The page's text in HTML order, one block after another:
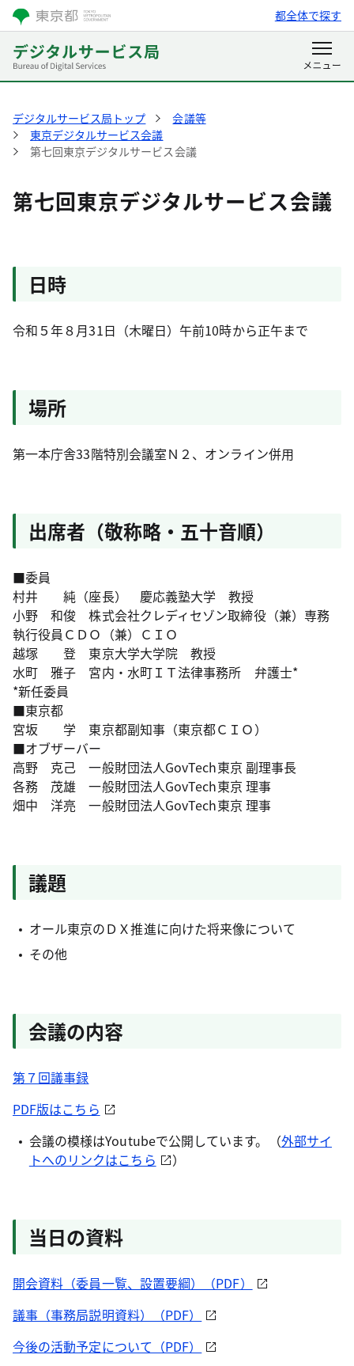
都全体で探す
デジタルサービス局トップ
会議等
東京デジタルサービス会議
第七回東京デジタルサービス会議
第七回東京デジタルサービス会議
日時
令和５年８月31日（木曜日）午前10時から正午まで
場所
第一本庁舎33階特別会議室Ｎ２、オンライン併用
出席者（敬称略・五十音順）
■委員
村井 純（座長） 慶応義塾大学 教授
小野 和俊 株式会社クレディセゾン取締役（兼）専務
執行役員ＣＤＯ（兼）ＣＩＯ
越塚 登 東京大学大学院 教授
水町 雅子 宮内・水町ＩＴ法律事務所 弁護士*
*新任委員
■東京都
宮坂 学 東京都副知事（東京都ＣＩＯ）
■オブザーバー
高野 克己 一般財団法人GovTech東京 副理事長
各務 茂雄 一般財団法人GovTech東京 理事
畑中 洋亮 一般財団法人GovTech東京 理事
議題
オール東京のＤＸ推進に向けた将来像について
その他
会議の内容
第７回議事録
PDF版はこちら
会議の模様はYoutubeで公開しています。（外部サイ
トへのリンクはこちら
）
当日の資料
開会資料（委員一覧、設置要綱）（PDF）
議事（事務局説明資料）（PDF）
今後の活動予定について（PDF）